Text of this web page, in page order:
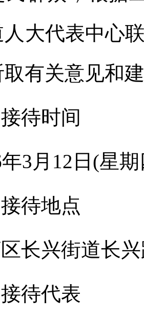
大代表中心
有关意见和
待时间
3月12日(星
待地点
长兴街道长
待代表